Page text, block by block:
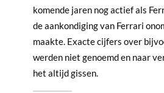
komende jaren nog actief als
de aankondiging van Ferrari
maakte. Exacte cijfers over
werden niet genoemd en naar
het altijd gissen.